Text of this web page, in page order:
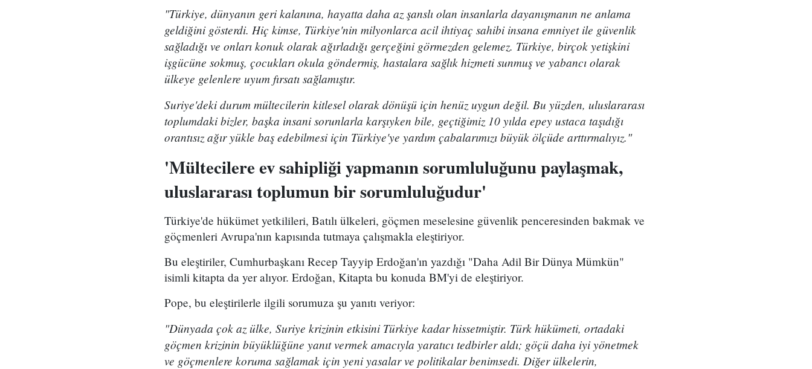
"Türkiye, dünyanın geri kalanına, hayatta daha az şanslı olan insanlarla dayanışmanın ne anlama
geldiğini gösterdi. Hiç kimse, Türkiye'nin milyonlarca acil ihtiyaç sahibi insana emniyet ile güvenlik
sağladığı ve onları konuk olarak ağırladığı gerçeğini görmezden gelemez. Türkiye, birçok yetişkini
işgücüne sokmuş, çocukları okula göndermiş, hastalara sağlık hizmeti sunmuş ve yabancı olarak
ülkeye gelenlere uyum fırsatı sağlamıştır.
Suriye'deki durum mültecilerin kitlesel olarak dönüşü için henüz uygun değil. Bu yüzden, uluslararası
toplumdaki bizler, başka insani sorunlarla karşıyken bile, geçtiğimiz 10 yılda epey ustaca taşıdığı
orantısız ağır yükle baş edebilmesi için Türkiye'ye yardım çabalarımızı büyük ölçüde arttırmalıyız."
'Mültecilere ev sahipliği yapmanın sorumluluğunu paylaşmak,
uluslararası toplumun bir sorumluluğudur'
Türkiye'de hükümet yetkilileri, Batılı ülkeleri, göçmen meselesine güvenlik penceresinden bakmak ve
göçmenleri Avrupa'nın kapısında tutmaya çalışmakla eleştiriyor.
Bu eleştiriler, Cumhurbaşkanı Recep Tayyip Erdoğan'ın yazdığı "Daha Adil Bir Dünya Mümkün"
isimli kitapta da yer alıyor. Erdoğan, Kitapta bu konuda BM'yi de eleştiriyor.
Pope, bu eleştirilerle ilgili sorumuza şu yanıtı veriyor:
"Dünyada çok az ülke, Suriye krizinin etkisini Türkiye kadar hissetmiştir. Türk hükümeti, ortadaki
göçmen krizinin büyüklüğüne yanıt vermek amacıyla yaratıcı tedbirler aldı; göçü daha iyi yönetmek
ve göçmenlere koruma sağlamak için yeni yasalar ve politikalar benimsedi. Diğer ülkelerin,